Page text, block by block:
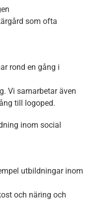
som ofta
rond en gång i
Vi samarbetar även
till logoped.
inom social
utbildningar inom
och näring och